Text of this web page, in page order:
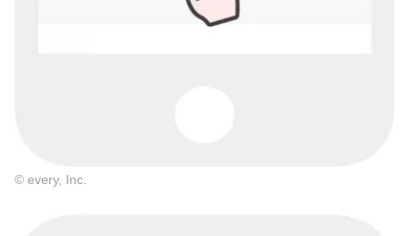
© every, Inc.